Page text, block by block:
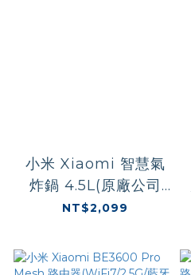
小米 Xiaomi 智慧氣
炸鍋 4.5L(原廠公司
貨/含一年保固/米家
NT$2,099